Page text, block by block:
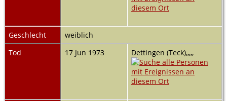
Geschlecht
weiblich
Tod
17 Jun 1973 Dettingen (Teck),,,,,